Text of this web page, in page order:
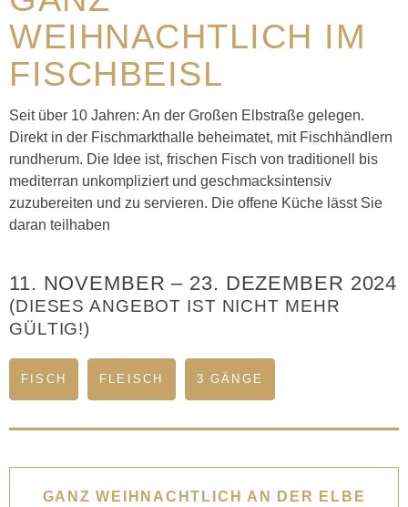
WEIHNACHTLICH IM
FISCHBEISL
Seit über 10 Jahren: An der Großen Elbstraße gelegen.
Direkt in der Fischmarkthalle beheimatet, mit Fischhändlern
rundherum. Die Idee ist, frischen Fisch von traditionell bis
mediterran unkompliziert und geschmacksintensiv
zuzubereiten und zu servieren. Die offene Küche lässt Sie
daran teilhaben
11. NOVEMBER – 23. DEZEMBER 2024
(DIESES ANGEBOT IST NICHT MEHR
GÜLTIG!)
FISCH FLEISCH 3 GÄNGE
GANZ WEIHNACHTLICH AN DER ELBE